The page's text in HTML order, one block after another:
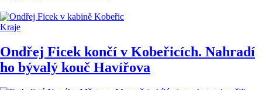
Kraje
Ondřej Ficek končí v Kobeřicích. Nahradí
ho bývalý kouč Havířova